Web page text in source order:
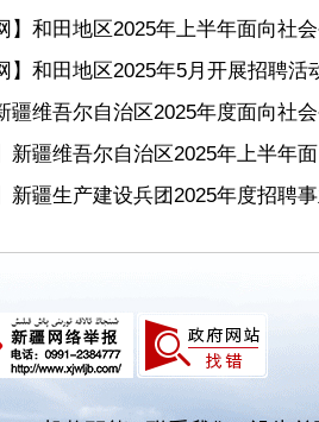
】和田地区2025年上半年面向
】和田地区2025年5月开展招聘活
疆维吾尔自治区2025年度面向社
新疆维吾尔自治区2025年上半年
新疆生产建设兵团2025年度招聘